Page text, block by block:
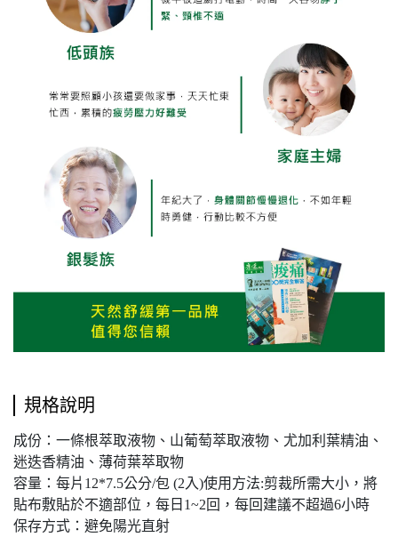
規格說明
成份：一條根萃取液物、山葡萄萃取液物、尤加利葉精油、
迷迭香精油、薄荷葉萃取物
容量：每片12*7.5公分/包 (2入)使用方法:剪裁所需大小，將
貼布敷貼於不適部位，每日1~2回，每回建議不超過6小時
保存方式：避免陽光直射